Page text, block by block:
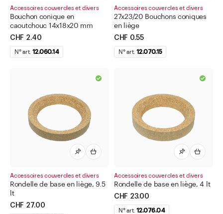
Accessoires couvercles et divers
Bouchon conique en
caoutchouc 14x18x20 mm
CHF 2.40
N° art. 12.060.14
Accessoires couvercles et divers
27x23/20 Bouchons coniques
en liège
CHF 0.55
N° art. 12.070.15
Accessoires couvercles et divers
Rondelle de base en liège, 9.5
lt
CHF 27.00
Accessoires couvercles et divers
Rondelle de base en liège, 4 lt
CHF 23.00
N° art. 12.076.04